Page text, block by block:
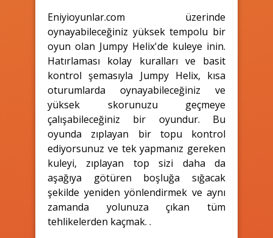
Eniyioyunlar.com üzerinde
oynayabileceğiniz yüksek tempolu bir
oyun olan Jumpy Helix'de kuleye inin.
Hatırlaması kolay kuralları ve basit
kontrol şemasıyla Jumpy Helix, kısa
oturumlarda oynayabileceğiniz ve
yüksek skorunuzu geçmeye
çalışabileceğiniz bir oyundur. Bu
oyunda zıplayan bir topu kontrol
ediyorsunuz ve tek yapmanız gereken
kuleyi, zıplayan top sizi daha da
aşağıya götüren boşluğa sığacak
şekilde yeniden yönlendirmek ve aynı
zamanda yolunuza çıkan tüm
tehlikelerden kaçmak. .